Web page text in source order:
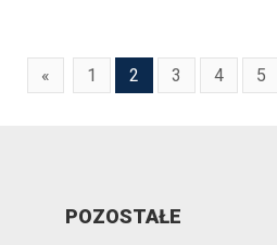
« 1 2 3 4 5
POZOSTAŁE